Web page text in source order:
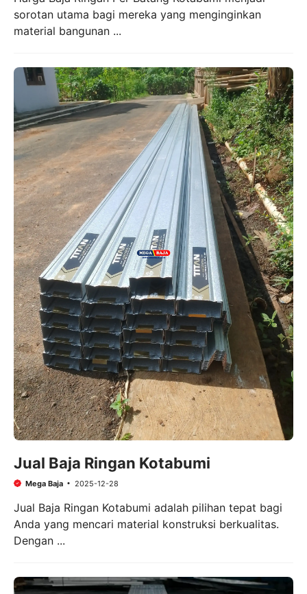
sorotan utama bagi mereka yang menginginkan
material bangunan ...
Jual Baja Ringan Kotabumi
Mega Baja 2025-12-28
Jual Baja Ringan Kotabumi adalah pilihan tepat bagi
Anda yang mencari material konstruksi berkualitas.
Dengan ...